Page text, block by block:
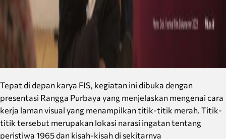
Tepat di depan karya FIS, kegiatan ini dibuka dengan
presentasi Rangga Purbaya yang menjelaskan mengenai cara
kerja laman visual yang menampilkan titik-titik merah. Titik-
titik tersebut merupakan lokasi narasi ingatan tentang
peristiwa 1965 dan kisah-kisah di sekitarnya